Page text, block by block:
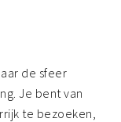
de sfeer
Je bent van
te bezoeken,